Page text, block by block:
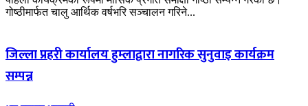
गोष्ठीमार्फत चालु आर्थिक वर्षभरि सञ्चालन गरिने...
जिल्ला प्रहरी कार्यालय हुम्लाद्वारा नागरिक सुनुवाइ कार्यक्रम
सम्पन्न